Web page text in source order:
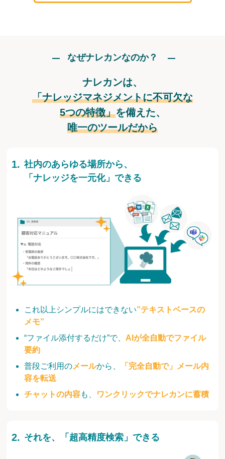
なぜナレカンなのか？
ナレカンは、
「ナレッジマネジメントに不可欠な
5つの特徴」を備えた、
唯一のツールだから
これ以上シンプルにはできない”テキストベースの
メモ”
“ファイル添付するだけ”で、 AIが全自動でファイル
要約
普段ご利用のメールから、
「完全自動で」メール内
容を転送
チャットの内容も、 ワンクリックでナレカンに蓄積
社内のあらゆる場所から、
「ナレッジを一元化」できる
それを、「超高精度検索」できる